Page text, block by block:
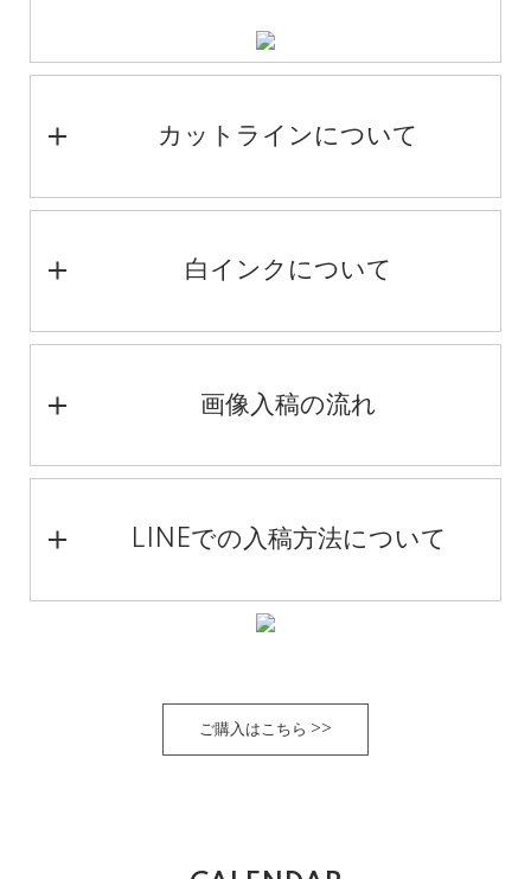
カットラインについて
白インクについて
画像入稿の流れ
LINEでの入稿方法について
ご購入はこちら >>